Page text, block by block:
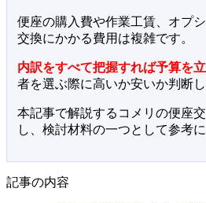
便座の購入費や作業工賃、オプ
交換にかかる費用は複雑です。
内訳をすべて把握すれば予算を
者を選ぶ際に高いか安いか判断し
本記事で解説するコメリの便座
し、検討材料の一つとして参考
記事の内容